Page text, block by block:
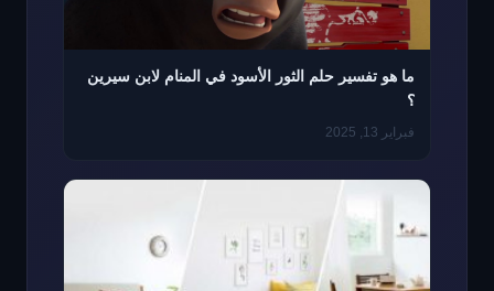
ما هو تفسير حلم الثور الأسود في المنام لابن سيرين
؟
فبراير 13, 2025